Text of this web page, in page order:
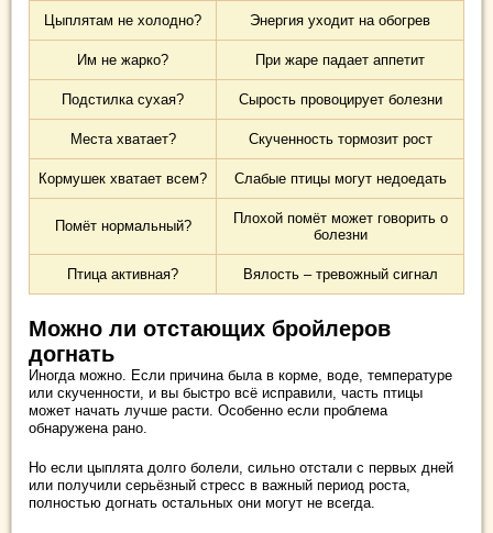
Цыплятам не холодно? Энергия уходит на обогрев
Им не жарко? При жаре падает аппетит
Подстилка сухая? Сырость провоцирует болезни
Места хватает? Скученность тормозит рост
Кормушек хватает всем? Слабые птицы могут недоедать
Помёт нормальный?
Плохой помёт может говорить о
болезни
Птица активная? Вялость – тревожный сигнал
Можно ли отстающих бройлеров
догнать
Иногда можно. Если причина была в корме, воде, температуре
или скученности, и вы быстро всё исправили, часть птицы
может начать лучше расти. Особенно если проблема
обнаружена рано.
Но если цыплята долго болели, сильно отстали с первых дней
или получили серьёзный стресс в важный период роста,
полностью догнать остальных они могут не всегда.